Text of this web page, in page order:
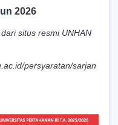
2026
situs resmi UNHAN
persyaratan/sarjan